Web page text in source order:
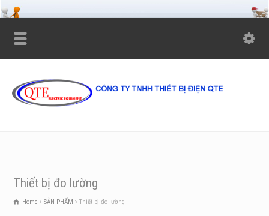
Thiết bị đo lường
Home SẢN PHẨM Thiết bị đo lường